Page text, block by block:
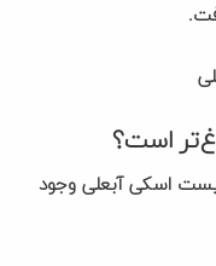
است؟
اسکی آبعلی وجود